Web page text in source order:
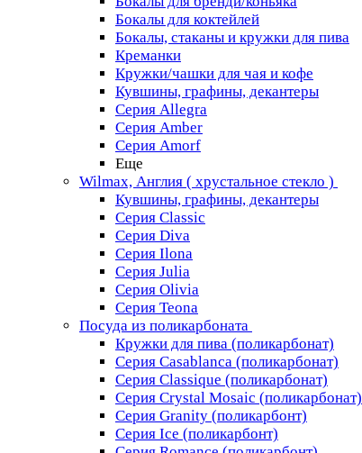
Бокалы для коктейлей
Бокалы, стаканы и кружки для пива
Креманки
Кружки/чашки для чая и кофе
Кувшины, графины, декантеры
Серия Allegra
Серия Amber
Серия Amorf
Еще
Wilmax, Англия ( хрустальное стекло )
Кувшины, графины, декантеры
Серия Classic
Серия Diva
Серия Ilona
Серия Julia
Серия Olivia
Серия Teona
Посуда из поликарбоната
Кружки для пива (поликарбонат)
Серия Casablanсa (поликарбонат)
Серия Classique (поликарбонат)
Серия Crystal Mosaic (поликарбонат)
Серия Granity (поликарбонт)
Серия Ice (поликарбонт)